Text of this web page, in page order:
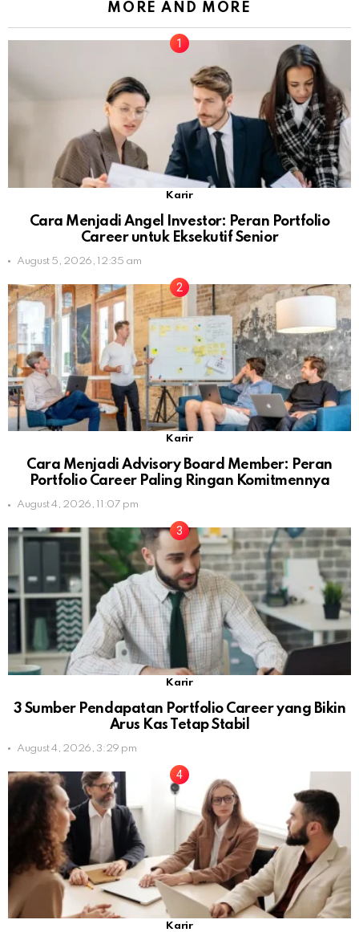
MORE AND MORE
Karir
Cara Menjadi Angel Investor: Peran Portfolio
Career untuk Eksekutif Senior
August 5, 2026, 12:35 am
Karir
Cara Menjadi Advisory Board Member: Peran
Portfolio Career Paling Ringan Komitmennya
August 4, 2026, 11:07 pm
Karir
3 Sumber Pendapatan Portfolio Career yang Bikin
Arus Kas Tetap Stabil
August 4, 2026, 3:29 pm
Karir